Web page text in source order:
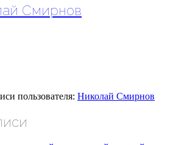
Смирнов
пользователя: Николай Смирнов